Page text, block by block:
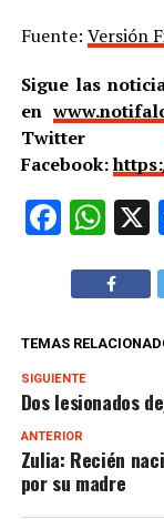
Fuente: Versión
Sigue las
en
Twitter
Facebook:
TEMAS
SIGUIENTE
Dos lesionados
ANTERIOR
Zulia: Recién
por su madre